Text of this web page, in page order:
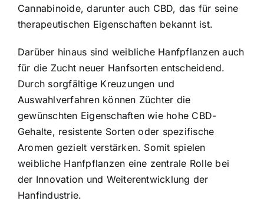
Cannabinoide, darunter auch CBD, das für seine
therapeutischen Eigenschaften bekannt ist.
Darüber hinaus sind weibliche Hanfpflanzen auch
für die Zucht neuer Hanfsorten entscheidend.
Durch sorgfältige Kreuzungen und
Auswahlverfahren können Züchter die
gewünschten Eigenschaften wie hohe CBD-
Gehalte, resistente Sorten oder spezifische
Aromen gezielt verstärken. Somit spielen
weibliche Hanfpflanzen eine zentrale Rolle bei
der Innovation und Weiterentwicklung der
Hanfindustrie.